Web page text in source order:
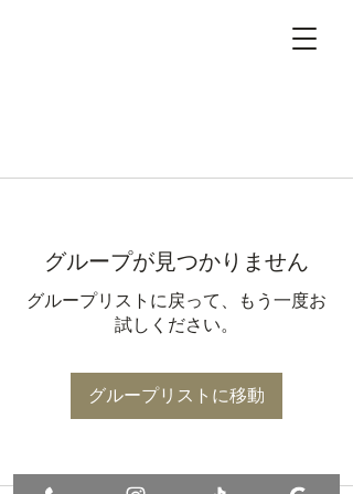
グループが見つかりません
グループリストに戻って、もう一度お
試しください。
グループリストに移動